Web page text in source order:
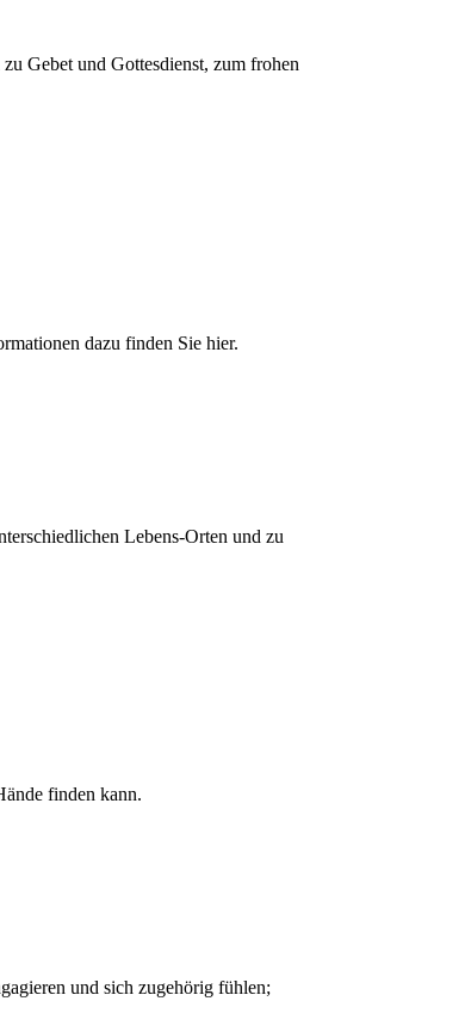
Gebet und Gottesdienst, zum frohen
dazu finden Sie hier.
Lebens-Orten und zu
finden kann.
und sich zugehörig fühlen;